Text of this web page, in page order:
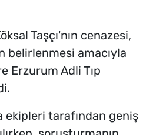
Taşçı'nın cenazesi,
belirlenmesi amacıyla
Erzurum Adli Tıp
ekipleri tarafından geniş